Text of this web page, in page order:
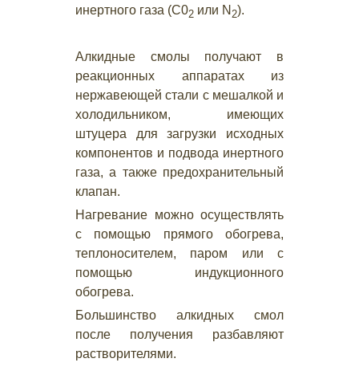
инертного газа (С02 или N 2).
Алкидные смолы получают в
реакционных аппаратах из
нержавеющей стали с мешалкой и
холодильником, имеющих
штуцера для загрузки исходных
компонентов и подвода инертного
газа, а также предохранительный
клапан.
Нагревание можно осуществлять
с помощью прямого обогрева,
теплоносителем, паром или с
помощью индукционного
обогрева.
Большинство алкидных смол
после получения разбавляют
растворителями.